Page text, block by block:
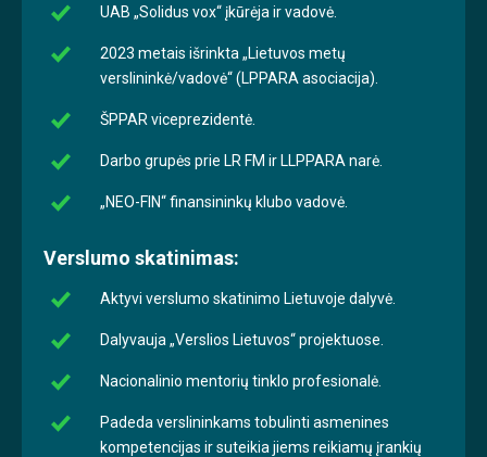
UAB „Solidus vox“ įkūrėja ir vadovė.
2023 metais išrinkta „Lietuvos metų
verslininkė/vadovė“ (LPPARA asociacija).
ŠPPAR viceprezidentė.
Darbo grupės prie LR FM ir LLPPARA narė.
„NEO-FIN“ finansininkų klubo vadovė.
Verslumo skatinimas:
Aktyvi verslumo skatinimo Lietuvoje dalyvė.
Dalyvauja „Verslios Lietuvos“ projektuose.
Nacionalinio mentorių tinklo profesionalė.
Padeda verslininkams tobulinti asmenines
kompetencijas ir suteikia jiems reikiamų įrankių